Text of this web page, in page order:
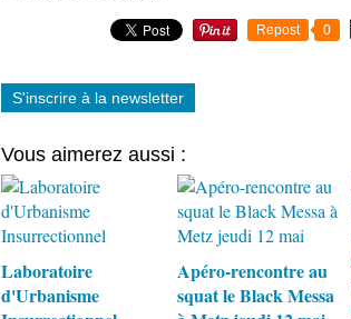
Repost 0
S'inscrire à la newsletter
Vous aimerez aussi :
Laboratoire
d'Urbanisme
Apéro-rencontre au
squat le Black Messa